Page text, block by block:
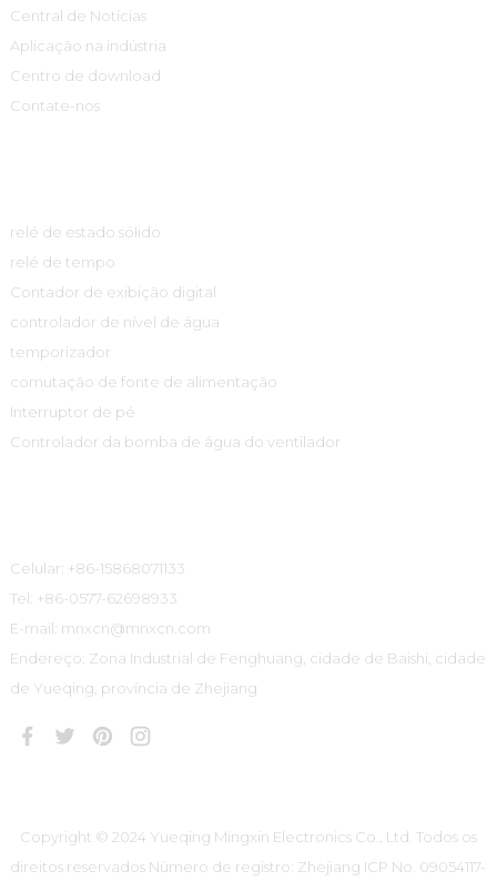
Central de Notícias
Aplicação na indústria
Centro de download
Contate-nos
relé de estado sólido
relé de tempo
Contador de exibição digital
controlador de nível de água
temporizador
comutação de fonte de alimentação
Interruptor de pé
Controlador da bomba de água do ventilador
Celular: +86-15868071133
Tel: +86-0577-62698933
E-mail: mnxcn@mnxcn.com
Endereço: Zona Industrial de Fenghuang, cidade de Baishi, cidade
de Yueqing, província de Zhejiang
Copyright © 2024 Yueqing Mingxin Electronics Co., Ltd. Todos os
direitos reservados Número de registro: Zhejiang ICP No. 09054117-